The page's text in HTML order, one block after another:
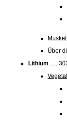
Über
Lithium .....